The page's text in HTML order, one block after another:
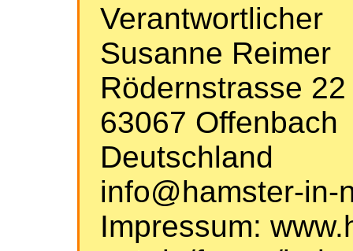
Verantwortlicher
Susanne Reimer
Rödernstrasse 22
63067 Offenbach
Deutschland
info@hamster-in-
Impressum: